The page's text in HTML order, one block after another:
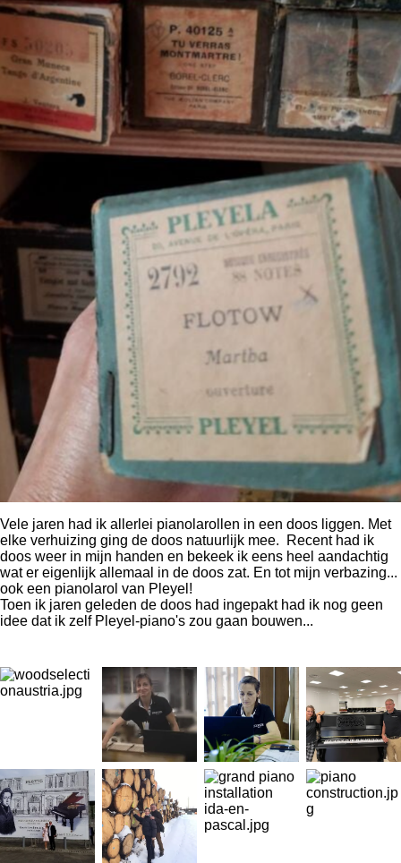
Vele jaren had ik allerlei pianolarollen in een doos liggen. Met
elke verhuizing ging de doos natuurlijk mee. Recent had ik
doos weer in mijn handen en bekeek ik eens heel aandachtig
wat er eigenlijk allemaal in de doos zat. En tot mijn verbazing...
ook een pianolarol van Pleyel!
Toen ik jaren geleden de doos had ingepakt had ik nog geen
idee dat ik zelf Pleyel-piano's zou gaan bouwen...